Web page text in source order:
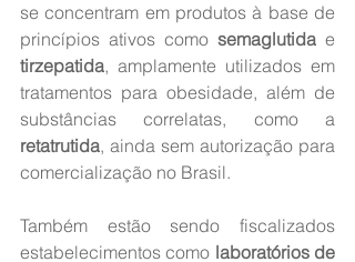
se concentram em produtos à base de
princípios ativos como semaglutida
tirzepatida, amplamente utilizados em
tratamentos para obesidade, além de
retatrutida, ainda sem autorização para
comercialização no Brasil.
Também estão sendo fiscalizados
estabelecimentos como laboratórios de